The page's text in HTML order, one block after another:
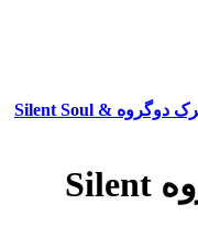
اجرای مشترک دوگروه Silent Soul &
اجرای مشترک دوگروه Silent